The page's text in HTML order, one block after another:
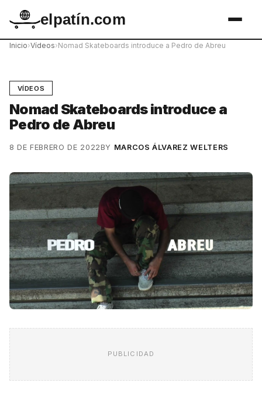
elpatín.com
Inicio›Vídeos›Nomad Skateboards introduce a Pedro de Abreu
VÍDEOS
Nomad Skateboards introduce a
Pedro de Abreu
8 DE FEBRERO DE 2022BY MARCOS ÁLVAREZ WELTERS
PUBLICIDAD